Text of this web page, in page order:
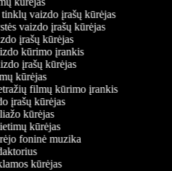
tinklų vaizdo įrašų kūrėjas
vaizdo įrašų kūrėjas
įrašų kūrėjas
kūrimo įrankis
įrašų kūrėjas
kūrėjas
filmų kūrimo įrankis
įrašų kūrėjas
kūrėjas
kūrėjas
foninė muzika
kūrėjas